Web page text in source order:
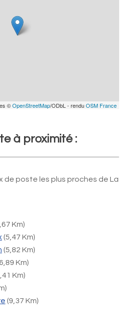
©OpenStreetMap/ODbL - renduOSM France
à proximité :
de poste les plus proches de La
Km)
(5,47 Km)
(5,82 Km)
Km)
Km)
(9,37 Km)